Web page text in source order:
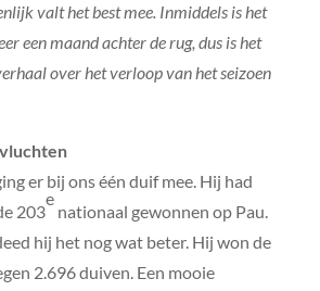
valt het best mee. Inmiddels is het
een maand achter de rug, dus is het
over het verloop van het seizoen
er bij ons één duif mee. Hij had
203
e
nationaal gewonnen op Pau.
hij het nog wat beter. Hij won de
2.696 duiven. Een mooie